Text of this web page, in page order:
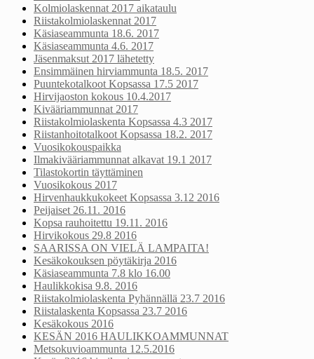
Kolmiolaskennat 2017 aikataulu
Riistakolmiolaskennat 2017
Käsiaseammunta 18.6. 2017
Käsiaseammunta 4.6. 2017
Jäsenmaksut 2017 lähetetty
Ensimmäinen hirviammunta 18.5. 2017
Puuntekotalkoot Kopsassa 17.5 2017
Hirvijaoston kokous 10.4.2017
Kivääriammunnat 2017
Riistakolmiolaskenta Kopsassa 4.3 2017
Riistanhoitotalkoot Kopsassa 18.2. 2017
Vuosikokouspaikka
Ilmakivääriammunnat alkavat 19.1 2017
Tilastokortin täyttäminen
Vuosikokous 2017
Hirvenhaukkukokeet Kopsassa 3.12 2016
Peijaiset 26.11. 2016
Kopsa rauhoitettu 19.11. 2016
Hirvikokous 29.8 2016
SAARISSA ON VIELÄ LAMPAITA!
Kesäkokouksen pöytäkirja 2016
Käsiaseammunta 7.8 klo 16.00
Haulikkokisa 9.8. 2016
Riistakolmiolaskenta Pyhännällä 23.7 2016
Riistalaskenta Kopsassa 23.7 2016
Kesäkokous 2016
KESÄN 2016 HAULIKKOAMMUNNAT
Metsokuvioammunta 12.5.2016